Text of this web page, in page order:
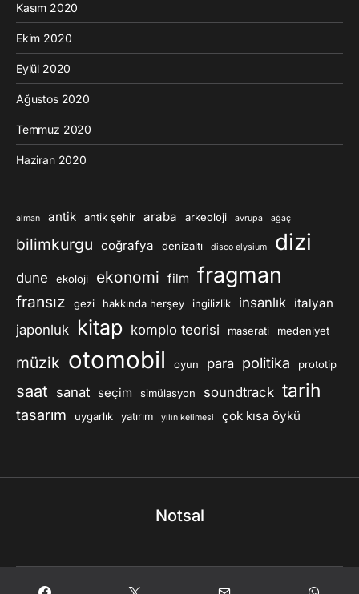
Kasım 2020
Ekim 2020
Eylül 2020
Ağustos 2020
Temmuz 2020
Haziran 2020
alman antik antik şehir araba arkeoloji avrupa ağaç
bilimkurgu coğrafya denizaltı disco elysium dizi
dune ekoloji ekonomi film fragman
fransız gezi hakkında herşey ingilizlik insanlık italyan
japonluk kitap komplo teorisi maserati medeniyet
müzik otomobil oyun para politika prototip
saat sanat seçim simülasyon soundtrack tarih
tasarım uygarlık yatırım yılın kelimesi çok kısa öykü
Notsal